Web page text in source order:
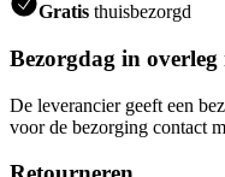
Gratis thuisbezorgd
Bezorgdag in overleg
De leverancier geeft een
voor de bezorging contact